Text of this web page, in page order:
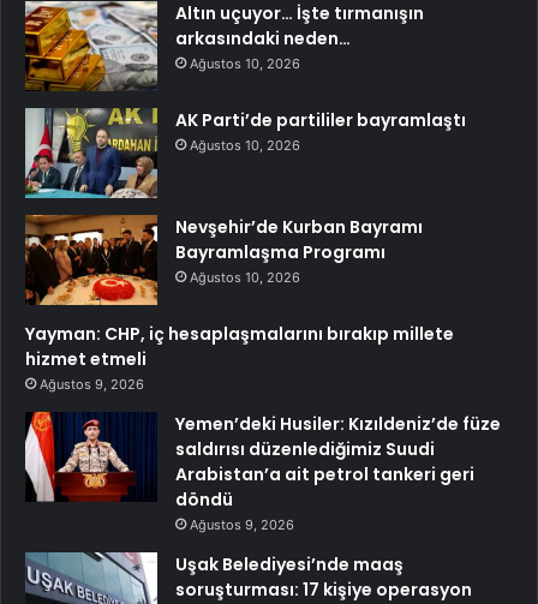
Altın uçuyor… İşte tırmanışın
arkasındaki neden…
Ağustos 10, 2026
AK Parti’de partililer bayramlaştı
Ağustos 10, 2026
Nevşehir’de Kurban Bayramı
Bayramlaşma Programı
Ağustos 10, 2026
Yayman: CHP, iç hesaplaşmalarını bırakıp millete
hizmet etmeli
Ağustos 9, 2026
Yemen’deki Husiler: Kızıldeniz’de füze
saldırısı düzenlediğimiz Suudi
Arabistan’a ait petrol tankeri geri
döndü
Ağustos 9, 2026
Uşak Belediyesi’nde maaş
soruşturması: 17 kişiye operasyon